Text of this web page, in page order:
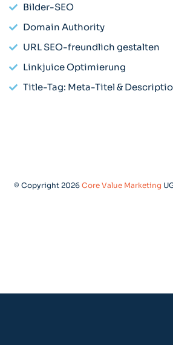
Bilder-SEO
Domain Authority
URL SEO-freundlich gestalten
Linkjuice Optimierung
Title-Tag: Meta-Titel &
© Copyright 2026 Core Value Marketing